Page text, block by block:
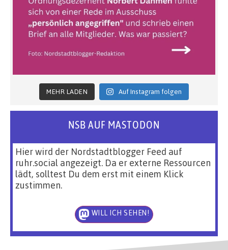
MEHR LADEN Auf Instagram folgen
NSB AUF MASTODON
Hier wird der Nordstadtblogger Feed auf
ruhr.social angezeigt. Da er externe Ressourcen
lädt, solltest Du dem erst mit einem Klick
zustimmen.
WILL ICH SEHEN!